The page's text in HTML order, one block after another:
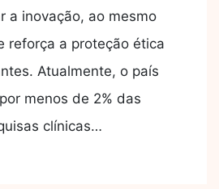
a inovação, ao mesmo
reforça a proteção ética
Atualmente, o país
menos de 2% das
clínicas…